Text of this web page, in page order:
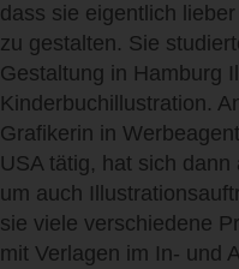
dass sie eigentlich
zu gestalten. Sie
Gestaltung in Hamburg
Kinderbuchillustration.
Grafikerin in
USA tätig, hat sich
um auch
sie viele verschiedene
mit Verlagen im In- und